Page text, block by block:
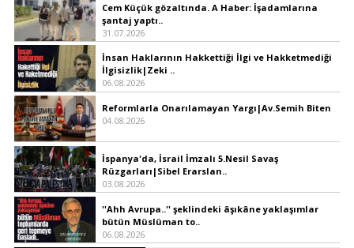
Cem Küçük gözaltında. A Haber: İşadamlarına
şantaj yaptı..
31.07.2026
İnsan Haklarının Hakkettiği İlgi ve Hakketmediği
İlgisizlik|Zeki ..
06.08.2026
Reformlarla Onarılamayan Yargı|Av.Semih Biten
04.08.2026
İspanya'da, İsrail İmzalı 5.Nesil Savaş
Rüzgarları|Sibel Erarslan..
03.08.2026
''Ahh Avrupa..'' şeklindeki âşıkâne yaklaşımlar
bütün Müslüman to..
06.08.2026